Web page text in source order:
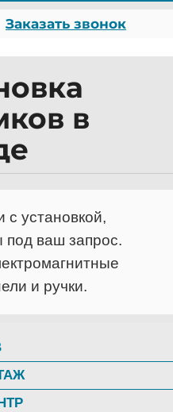
Заказать звонок
в
с установкой,
под ваш запрос.
и ручки.